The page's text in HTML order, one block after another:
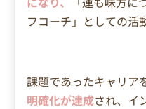
フコーチ」としての活
課題であったキャリア
明確化が達成され、イ